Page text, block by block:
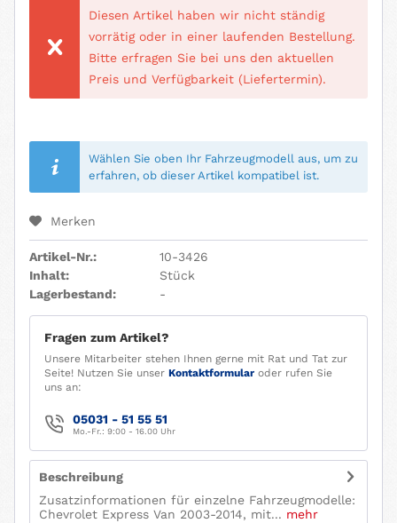
Diesen Artikel haben wir nicht ständig
vorrätig oder in einer laufenden Bestellung.
Bitte erfragen Sie bei uns den aktuellen
Preis und Verfügbarkeit (Liefertermin).
Wählen Sie oben Ihr Fahrzeugmodell aus, um zu
erfahren, ob dieser Artikel kompatibel ist.
Merken
Artikel-Nr.:
10-3426
Inhalt:
Stück
Lagerbestand:
-
Fragen zum Artikel?
Unsere Mitarbeiter stehen Ihnen gerne mit Rat und Tat zur
Seite! Nutzen Sie unser Kontaktformular oder rufen Sie
uns an:
05031 - 51 55 51
Mo.-Fr.: 9:00 - 16.00 Uhr
Beschreibung
Zusatzinformationen für einzelne Fahrzeugmodelle:
Chevrolet Express Van 2003-2014, mit... mehr